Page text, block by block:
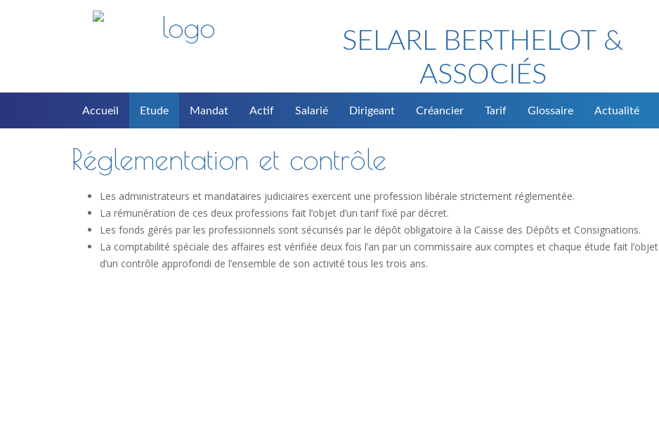
SELARL BERTHELOT &
ASSOCIÉS
Accueil Etude Mandat Actif Salarié Dirigeant Créancier Tarif Glossaire Actualité
Réglementation et contrôle
Les administrateurs et mandataires judiciaires exercent une profession libérale strictement réglementée.
La rémunération de ces deux professions fait l’objet d’un tarif fixé par décret.
Les fonds gérés par les professionnels sont sécurisés par le dépôt obligatoire à la Caisse des Dépôts et Consignations.
La comptabilité spéciale des affaires est vérifiée deux fois l’an par un commissaire aux comptes et chaque étude fait l’objet
d’un contrôle approfondi de l’ensemble de son activité tous les trois ans.